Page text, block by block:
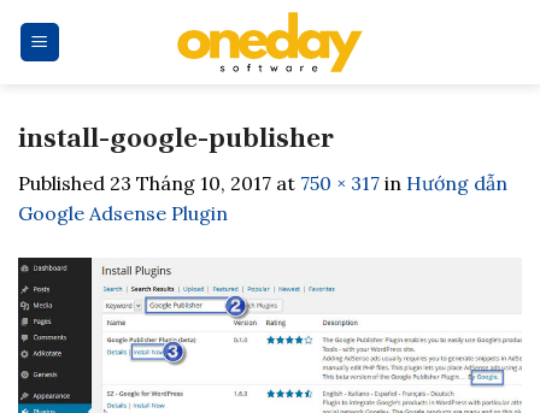
install-google-publisher
Published 23 Tháng 10, 2017 at 750 × 317 in Hướng dẫn
Google Adsense Plugin